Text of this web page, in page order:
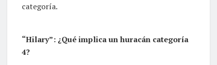
categoría.
“Hilary”: ¿Qué implica un huracán categoría
4?